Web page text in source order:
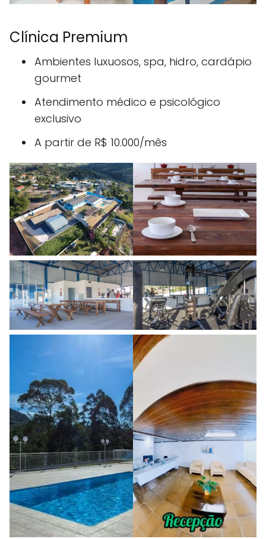
Clínica Premium
Ambientes luxuosos, spa, hidro, cardápio
gourmet
Atendimento médico e psicológico
exclusivo
A partir de R$ 10.000/mês